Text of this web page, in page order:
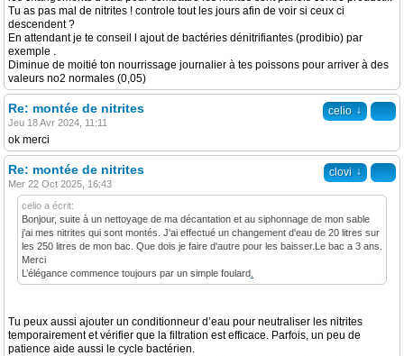
Tu as pas mal de nitrites ! controle tout les jours afin de voir si ceux ci
descendent ?
En attendant je te conseil l ajout de bactéries dénitrifiantes (prodibio) par
exemple .
Diminue de moitié ton nourrissage journalier à tes poissons pour arriver à des
valeurs no2 normales (0,05)
celio ↓
Re: montée de nitrites
Jeu 18 Avr 2024, 11:11
ok merci
clovi ↓
Re: montée de nitrites
Mer 22 Oct 2025, 16:43
celio a écrit:
Bonjour, suite à un nettoyage de ma décantation et au siphonnage de mon sable
j'ai mes nitrites qui sont montés. J'ai effectué un changement d'eau de 20 litres sur
les 250 litres de mon bac. Que dois je faire d'autre pour les baisser.Le bac a 3 ans.
Merci
L’élégance commence toujours par un simple foulard
Tu peux aussi ajouter un conditionneur d’eau pour neutraliser les nitrites
temporairement et vérifier que la filtration est efficace. Parfois, un peu de
patience aide aussi le cycle bactérien.